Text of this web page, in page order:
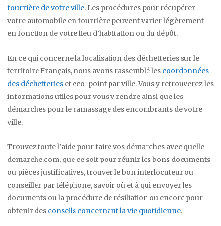
fourrière de votre ville. Les procédures pour récupérer
votre automobile en fourrière peuvent varier légèrement
en fonction de votre lieu d’habitation ou du dépôt.
En ce qui concerne la localisation des déchetteries sur le
territoire Français, nous avons rassemblé les coordonnées
des déchetteries et eco-point par ville. Vous y retrouverez les
informations utiles pour vous y rendre ainsi que les
démarches pour le ramassage des encombrants de votre
ville.
Trouvez toute l’aide pour faire vos démarches avec quelle-
demarche.com, que ce soit pour réunir les bons documents
ou pièces justificatives, trouver le bon interlocuteur ou
conseiller par téléphone, savoir où et à qui envoyer les
documents ou la procédure de résiliation ou encore pour
obtenir des conseils concernant la vie quotidienne.